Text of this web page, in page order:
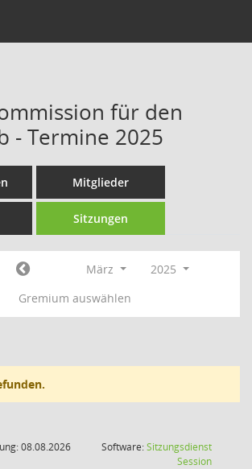
für den
- Termine 2025
Mitglieder
Sitzungen
März
2025
Gremium auswählen
08.08.2026
Software:Sitzungsdienst
Session(Wird in